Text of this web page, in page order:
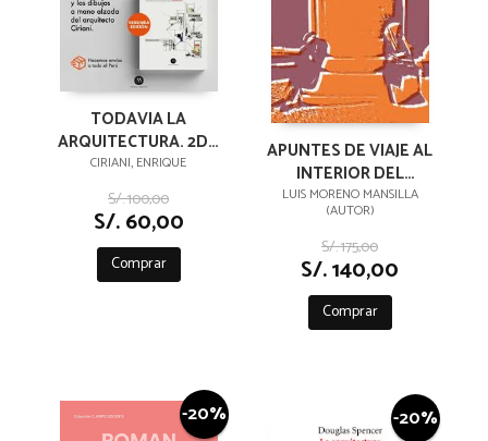
TODAVIA LA
ARQUITECTURA. 2DA
EDICION
CIRIANI, ENRIQUE
S/. 100,00
S/. 60,00
Comprar
APUNTES DE VIAJE AL
INTERIOR DEL
TIEMPO
LUIS MORENO MANSILLA
(AUTOR)
S/. 175,00
S/. 140,00
Comprar
-20% -20%